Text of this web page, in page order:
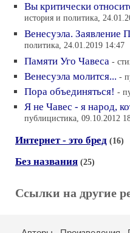
Вы критически
история и политика,
Венесуэла. Заявление
политика, 24.01.2019 14:47
Памяти Уго Чавеса -
Венесуэла молится... -
Пора объединяться! -
Я не Чавес - я народ,
публицистика, 09.10.2012
Интернет - это бред (16)
Без названия (25)
Ссылки на другие